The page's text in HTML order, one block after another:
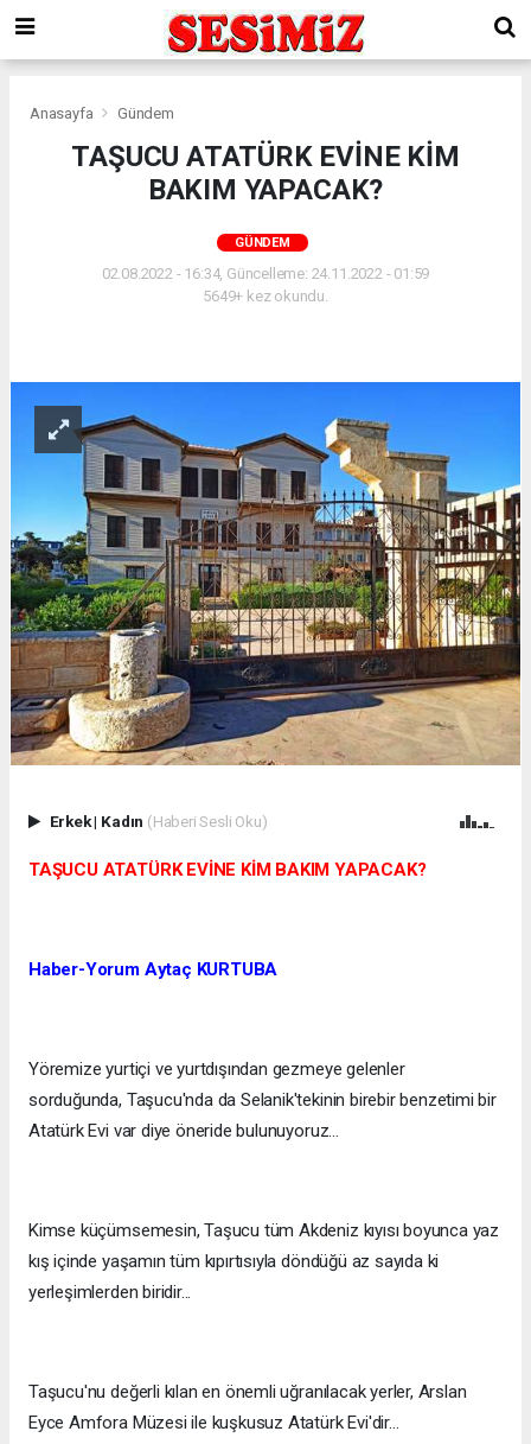
Anasayfa Gündem
TAŞUCU ATATÜRK EVİNE KİM
BAKIM YAPACAK?
GÜNDEM
02.08.2022 - 16:34, Güncelleme: 24.11.2022 - 01:59
5649+ kez okundu.
Erkek| Kadın (Haberi Sesli Oku)
TAŞUCU ATATÜRK EVİNE KİM BAKIM YAPACAK?
Haber-Yorum Aytaç KURTUBA
Yöremize yurtiçi ve yurtdışından gezmeye gelenler
sorduğunda, Taşucu'nda da Selanik'tekinin birebir benzetimi bir
Atatürk Evi var diye öneride bulunuyoruz...
Kimse küçümsemesin, Taşucu tüm Akdeniz kıyısı boyunca yaz
kış içinde yaşamın tüm kıpırtısıyla döndüğü az sayıda ki
yerleşimlerden biridir...
Taşucu'nu değerli kılan en önemli uğranılacak yerler, Arslan
Eyce Amfora Müzesi ile kuşkusuz Atatürk Evi'dir...